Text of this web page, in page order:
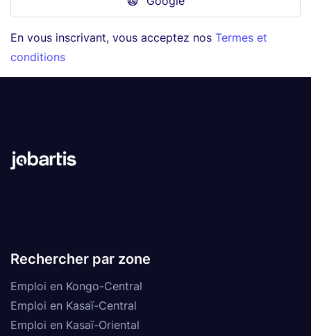
En vous inscrivant, vous acceptez nos Termes et
conditions
Rechercher par zone
Emploi en Kongo-Central
Emploi en Kasaï-Central
Emploi en Kasaï-Oriental